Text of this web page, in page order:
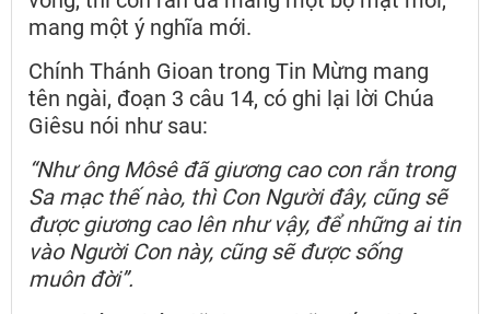
mang một ý nghĩa mới.
Chính Thánh Gioan trong Tin Mừng mang
tên ngài, đoạn 3 câu 14, có ghi lại lời Chúa
Giêsu nói như sau:
“Như ông Môsê đã giương cao con rắn trong
Sa mạc thế nào, thì Con Người đây, cũng sẽ
được giương cao lên như vậy, để những ai tin
vào Người Con này, cũng sẽ được sống
muôn đời”.